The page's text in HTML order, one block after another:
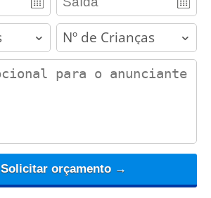
children
Solicitar orçamento →